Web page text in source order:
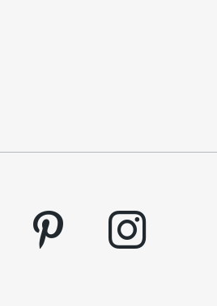
pinterest instagram